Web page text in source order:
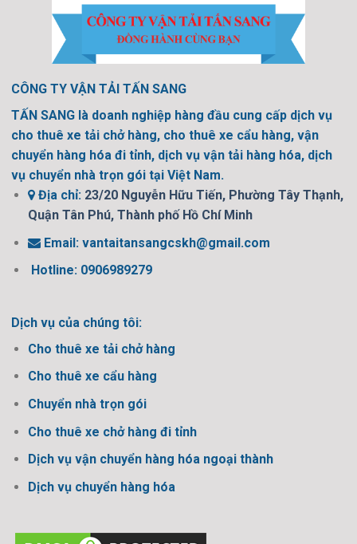
CÔNG TY VẬN TẢI TẤN SANG
TẤN SANG là doanh nghiệp hàng đầu cung cấp dịch vụ
cho thuê xe tải chở hàng, cho thuê xe cẩu hàng, vận
chuyển hàng hóa đi tỉnh, dịch vụ vận tải hàng hóa, dịch
vụ chuyển nhà trọn gói tại Việt Nam.
Địa chỉ: 23/20 Nguyễn Hữu Tiến, Phường Tây Thạnh,
Quận Tân Phú, Thành phố Hồ Chí Minh
Email:vantaitansangcskh@gmail.com
Hotline: 0906989279
Dịch vụ của chúng tôi:
Cho thuê xe tải chở hàng
Cho thuê xe cẩu hàng
Chuyển nhà trọn gói
Cho thuê xe chở hàng đi tỉnh
Dịch vụ vận chuyển hàng hóa ngoại thành
Dịch vụ chuyển hàng hóa